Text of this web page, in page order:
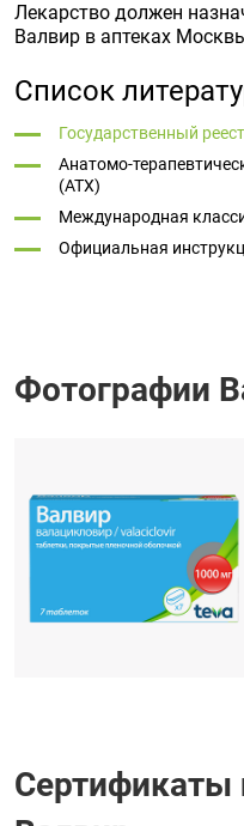
Лекарство должен
Валвир в аптеках
Список
Государственный
Анатомо-
(ATX)
Международная
Официальная
Фотографии
Сертификаты